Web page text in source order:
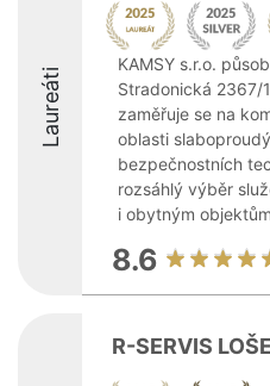
Laureáti
KAMSY s.r.o.
Stradonická 2367/
zaměřuje se na
oblasti
bezpečnostních
rozsáhlý výběr
i obytným
8.6
R-SERVIS